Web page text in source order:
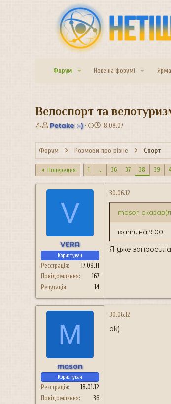
Форум Нове на форумі
Велоспорт та
А
т
о
р
т
е
м
Petake :-)
Д
т
а
с
в
о
18.08.07
Форум Розмови про різне Спорт
Попередня 1 ... 36 37 38 39
V
VERA
Користувач
Реєстрація
17.09.11
Повідомлення
167
Репутація
14
30.06.12
mason
їхати на 9.00
Я уже
M
mason
Користувач
Реєстрація
18.01.12
Повідомлення
36
30.06.12
ok)